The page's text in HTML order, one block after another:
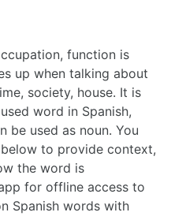
function is
up when talking about
society, house. It is
word in Spanish,
be used as noun. You
to provide context,
the word is
for offline access to
Spanish words with